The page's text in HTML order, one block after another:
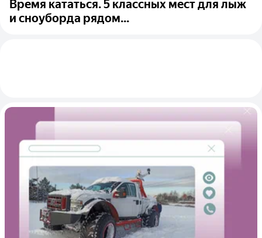
Время кататься. 5 классных мест для лыж
и сноуборда рядом...